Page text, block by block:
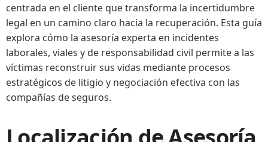
centrada en el cliente que transforma la incertidumbre
legal en un camino claro hacia la recuperación. Esta guía
explora cómo la asesoría experta en incidentes
laborales, viales y de responsabilidad civil permite a las
víctimas reconstruir sus vidas mediante procesos
estratégicos de litigio y negociación efectiva con las
compañías de seguros.